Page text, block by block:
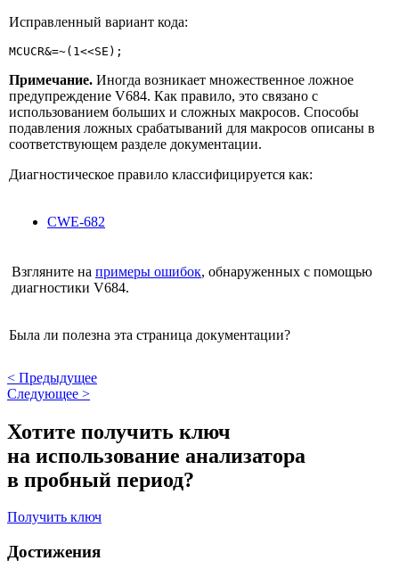
Исправленный вариант кода:
MCUCR&=~(1<<SE);
Примечание. Иногда возникает множественное ложное
предупреждение V684. Как правило, это связано с
использованием больших и сложных макросов. Способы
подавления ложных срабатываний для макросов описаны в
соответствующем разделе документации.
Диагностическое правило классифицируется как:
CWE-682
Взгляните на примеры ошибок, обнаруженных с помощью
диагностики V684.
Была ли полезна эта страница документации?
< Предыдущее
Следующее >
Хотите получить ключ
на использование анализатора
в пробный период?
Получить ключ
Достижения